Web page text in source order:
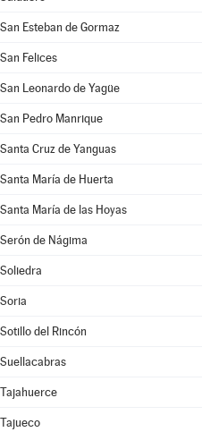
San Esteban de Gormaz
San Felices
San Leonardo de Yagüe
San Pedro Manrique
Santa Cruz de Yanguas
Santa María de Huerta
Santa María de las Hoyas
Serón de Nágima
Soliedra
Soria
Sotillo del Rincón
Suellacabras
Tajahuerce
Tajueco